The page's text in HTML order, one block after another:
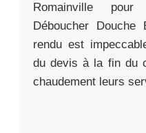
Romainville
Déboucher Douche
rendu est
du devis à la fin du
chaudement leurs